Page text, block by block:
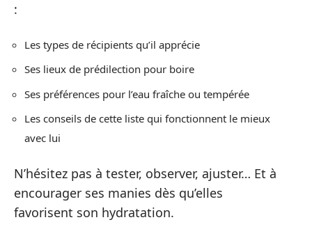
:
Les types de récipients qu’il apprécie
Ses lieux de prédilection pour boire
Ses préférences pour l’eau fraîche ou tempérée
Les conseils de cette liste qui fonctionnent le mieux
avec lui
N’hésitez pas à tester, observer, ajuster… Et à
encourager ses manies dès qu’elles
favorisent son hydratation.